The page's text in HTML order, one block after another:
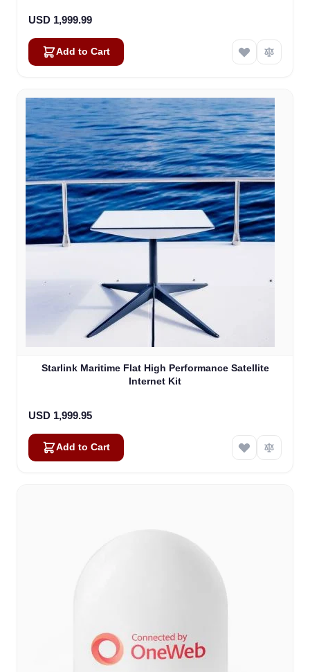
USD 1,999.99
Add to Cart
Starlink Maritime Flat High Performance Satellite
Internet Kit
USD 1,999.95
Add to Cart